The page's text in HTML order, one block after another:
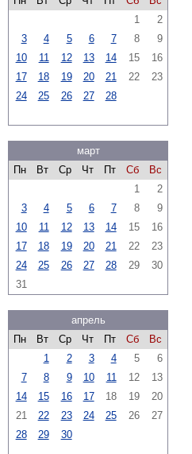
1
2
3
4 5 6 7 8
9
10
11 12 13 14 15
16
17
18 19 20 21 22
23
24
25 26 27 28
март
Пн
Вт Ср Чт Пт Сб
Вс
1
2
3
4 5 6 7 8
9
10
11 12 13 14 15
16
17
18 19 20 21 22
23
24
25 26 27 28 29
30
31
апрель
Пн
Вт Ср Чт Пт Сб
Вс
1
2 3 4 5
6
7
8 9 10 11 12
13
14
15 16 17 18 19
20
21
22 23 24 25 26
27
28
29 30